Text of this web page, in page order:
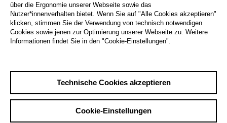
Alle Merkmale
Sa29.8.
Großes Haus
über die Ergonomie unserer Webseite sowie das
Nutzer*innenverhalten bietet. Wenn Sie auf "Alle Cookies akzeptieren"
klicken, stimmen Sie der Verwendung von technisch notwendigen
Cookies sowie jenen zur Optimierung unserer Webseite zu. Weitere
Informationen findet Sie in den "Cookie-Einstellungen".
Technische Cookies akzeptieren
Cookie-Einstellungen